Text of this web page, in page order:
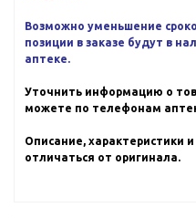
Возможно уменьшение
позиции в заказе будут в
аптеке.
Уточнить информацию о
можете по телефонам
Описание, характеристики
отличаться от оригинала.